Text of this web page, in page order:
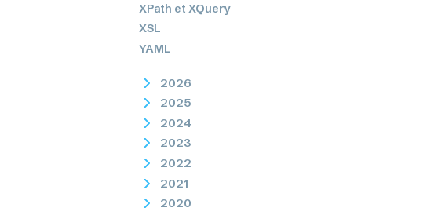
XPath et XQuery
XSL
YAML
2026
2025
2024
2023
2022
2021
2020